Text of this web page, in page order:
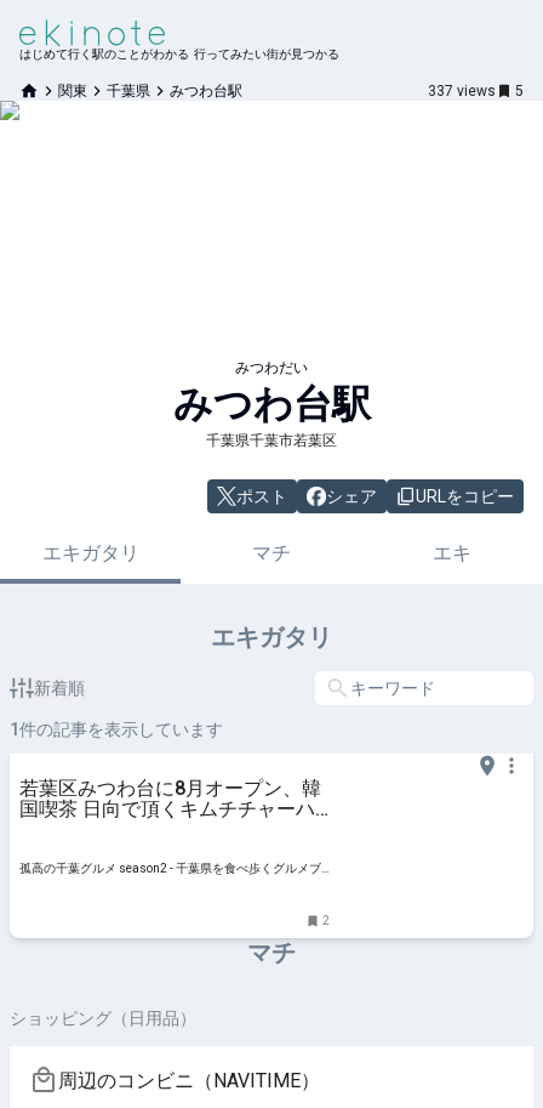
はじめて行く駅のことがわかる 行ってみたい街が見つかる
関東 千葉県 みつわ台駅 337 views 5
みつわだい
みつわ台駅
千葉県千葉市若葉区
ポスト シェア URLをコピー
エキガタリ マチ エキ
エキガタリ
新着順
1件の記事を表示しています
若葉区みつわ台に8月オープン、韓
国喫茶 日向で頂くキムチチャーハ
孤高の千葉グルメ season2 - 千葉県を食べ歩くグルメブ
2
マチ
ショッピング（日用品）
周辺のコンビニ（NAVITIME）